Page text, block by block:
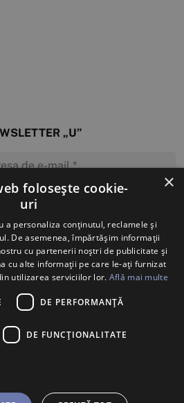
„U”
MĂ ABONEZ
×
folosește cookie-
uri
a personaliza conținutul, reclamele și
De asemenea, împărtășim informații
cu partenerii noștri de publicitate și
cu alte informații pe care le-ați furnizat
utilizarea serviciilor lor. Află mai multe
DE PERFORMANȚĂ
DE FUNCŢIONALITATE